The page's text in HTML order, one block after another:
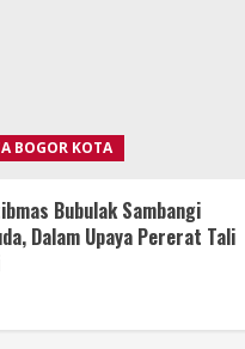
BOGOR KOTA
Bubulak Sambangi
Dalam Upaya Pererat Tali